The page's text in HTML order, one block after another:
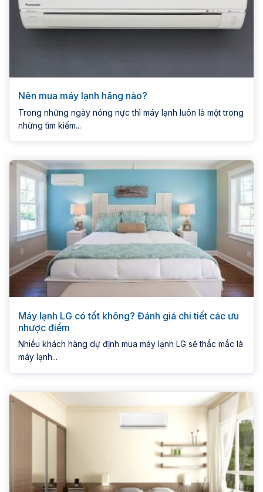
Nên mua máy lạnh hãng nào?
Trong những ngày nóng nực thì máy lạnh luôn là một trong
những tìm kiếm...
Máy lạnh LG có tốt không? Đánh giá chi tiết các ưu
nhược điểm
Nhiều khách hàng dự định mua máy lạnh LG sẽ thắc mắc là
máy lạnh...